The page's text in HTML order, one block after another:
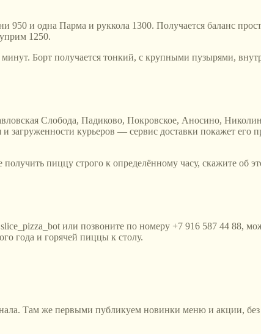
и одна Парма и руккола 1300. Получается баланс
1250.
Борт получается тонкий, с крупными пузырями,
Слобода, Падиково, Покровское, Аносино,
курьеров — сервис доставки покажет его
пиццу строго к определённому часу, скажите об
или позвоните по номеру +7 916 587 44 88,
года и горячей пиццы к столу.
Там же первыми публикуем новинки меню и акции,